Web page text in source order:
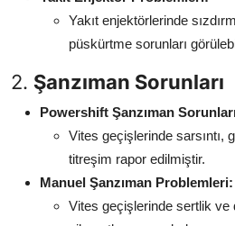
Yakıt enjektörlerinde
püskürtme sorunları
2. Şanzıman Sorunları
Powershift Şanzıman
Vites geçişlerinde sarsıntı,
titreşim rapor edilmiştir.
Manuel Şanzıman Problemleri:
Vites geçişlerinde sertlik ve